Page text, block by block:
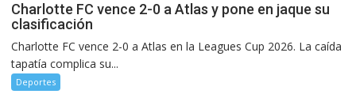
Charlotte FC vence 2-0 a Atlas y pone en jaque su
clasificación
Charlotte FC vence 2-0 a Atlas en la Leagues Cup 2026. La caída
tapatía complica su...
Deportes